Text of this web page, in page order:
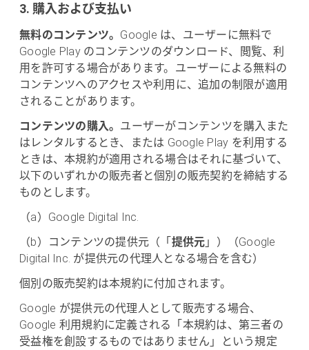
3. 購入および支払い
無料のコンテンツ。 Google は、ユーザーに無料で
Google Play のコンテンツのダウンロード、閲覧、利
用を許可する場合があります。ユーザーによる無料の
コンテンツへのアクセスや利用に、追加の制限が適用
されることがあります。
コンテンツの購入。 ユーザーがコンテンツを購入また
はレンタルするとき、または Google Play を利用する
ときは、本規約が適用される場合はそれに基づいて、
以下のいずれかの販売者と個別の販売契約を締結する
ものとします。
（a）Google Digital Inc.
（b）コンテンツの提供元（「 提供元 」）（Google
Digital Inc. が提供元の代理人となる場合を含む）
個別の販売契約は本規約に付加されます。
Google が提供元の代理人として販売する場合、
Google 利用規約に定義される「本規約は、第三者の
受益権を創設するものではありません」という規定